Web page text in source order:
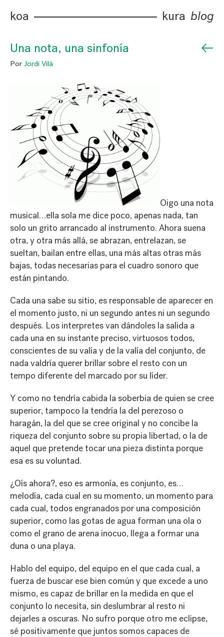
koa kura blog
Una nota, una sinfonía ←
Por Jordi Vilá
Oigo una nota
musical…ella sola me dice poco, apenas nada, tan
solo un grito arrancado al instrumento. Ahora suena
otra, y otra más allá, se abrazan, entrelazan, se
sueltan, bailan entre ellas, una más altas otras más
bajas, todas necesarias para el cuadro sonoro que
están pintando.
Cada una sabe su sitio, es responsable de aparecer en
el momento justo, ni un segundo antes ni un segundo
después. Los interpretes van dándoles la salida a
cada una en su instante preciso, virtuosos todos,
conscientes de su valía y de la valía del conjunto, de
nada valdría querer brillar sobre el resto con un
tempo diferente del marcado por su líder.
Y como no tendría cabida la soberbia de quien se cree
superior, tampoco la tendría la del perezoso o
haragán, la del que se cree original y no concibe la
riqueza del conjunto sobre su propia libertad, o la de
aquel que pretende tocar una pieza distinta porque
esa es su voluntad.
¿Oís ahora?, eso es armonía, es conjunto, es…
melodía, cada cual en su momento, un momento para
cada cual, todos engranados por una composición
superior, como las gotas de agua forman una ola o
como el grano de arena inocuo, llega a formar una
duna o una playa.
Hablo del equipo, del equipo en el que cada cual, a
fuerza de buscar ese bien común y que excede a uno
mismo, es capaz de brillar en la medida en que el
conjunto lo necesita, sin deslumbrar al resto ni
dejarles a oscuras. No sufro porque otro me eclipse,
sé positivamente que juntos somos capaces de